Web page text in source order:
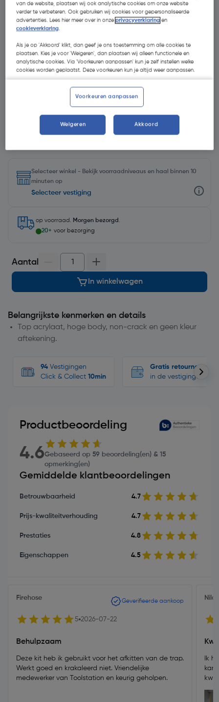
€ 3,95| Excl. btw € 3,26
Voeg 6 stuks toe aan je winkelwagen en betaal er 5.
Selecteer winkel - Bekijk voorraadniveaus en haal binnen 10
minuten op
Selecteer vestiging
op voorraad. Morgen bezorgd .
20+ voor bezorging
Aantal
In winkelwagen
Belangrijkste kenmerken en details
Top acrylaat, hoge body, non-crack en geen kleur
aftekening.
94 Vestigingen
Click & Collect 10min
Gratis retourneren
in de vestigingen
Productbeoordeling
4.6Gebaseerd op 59 beoordeling(en) & 15
opmerking(en)
Gemiddelde klantbeoordelingen
Betrouwbaarheid 4.7
Prijs-kwaliteitverhouding 4.7
Prestaties 4.8
Eigenschappen 4.5
Firehose Geverifieerde aankoop
5 2026-07-22
Behulpzaam
Deze kit heb ik gebruikt voor het afkitten van de trap.
Werkt goed en krakaleerd niet. Vriendelijke
medewerker van Toolstation en keurig geholpen.
Nila
Ik
van de website, plaatsen wij ook analytische cookies om onze website
verder te verbeteren. Ook gebruiken wij cookies voor gepersonaliseerde
advertenties. Lees hier meer over in onzeprivacyverklaring en
cookieverklaring.
Als je op 'Akkoord' klikt, dan geef je ons toestemming om alle cookies te
plaatsen. Kies je voor 'Weigeren', dan plaatsen wij alleen functionele en
analytische cookies. Via 'Voorkeuren aanpassen' kun je zelf instellen welke
cookies worden geplaatst. Deze voorkeuren kun je altijd weer aanpassen.
Voorkeuren aanpassen
Weigeren Akkoord